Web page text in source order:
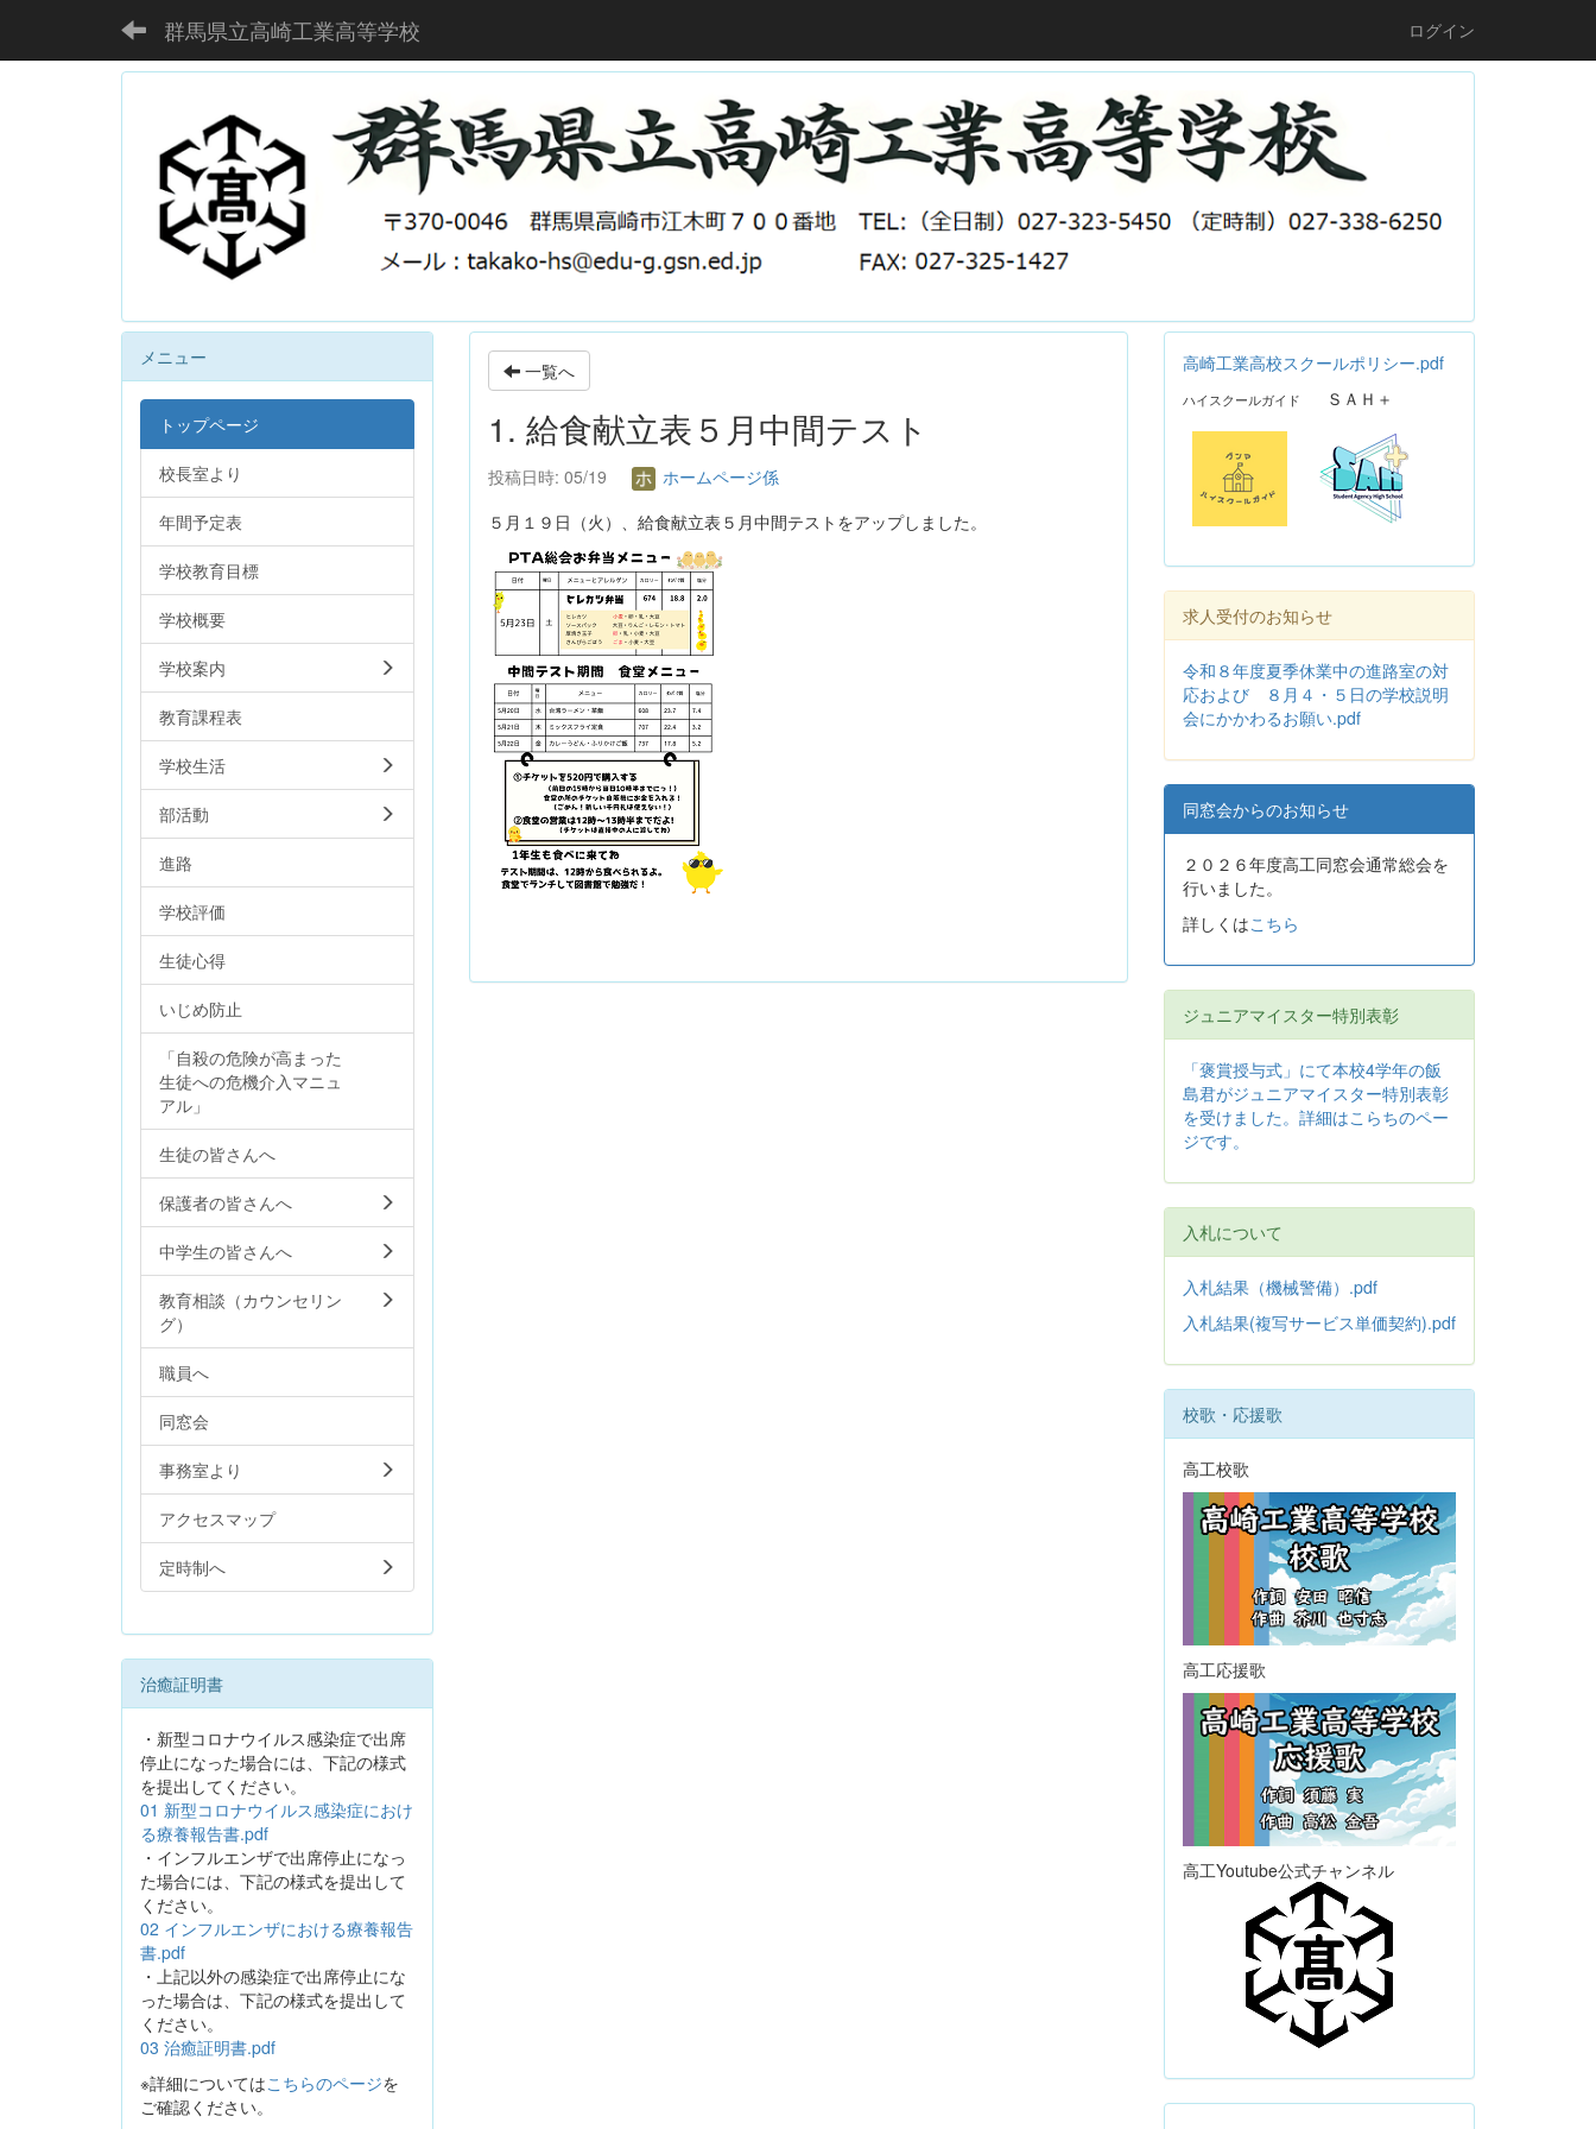
群馬県立高崎工業高等学校 ログイン
一覧へ
1. 給食献立表５月中間テスト
投稿日時: 05/19
ホームページ係
５月１９日（火）、給食献立表５月中間テストをアップしました。
メニュー
トップページ
校長室より
年間予定表
学校教育目標
学校概要
学校案内
教育課程表
学校生活
部活動
進路
学校評価
生徒心得
いじめ防止
「自殺の危険が高まった
生徒への危機介入マニュ
アル」
生徒の皆さんへ
保護者の皆さんへ
中学生の皆さんへ
教育相談（カウンセリン
グ）
職員へ
同窓会
事務室より
アクセスマップ
定時制へ
治癒証明書
・新型コロナウイルス感染症で出席
停止になった場合には、下記の様式
を提出してください。
01 新型コロナウイルス感染症におけ
る療養報告書.pdf
・インフルエンザで出席停止になっ
た場合には、下記の様式を提出して
ください。
02 インフルエンザにおける療養報告
書.pdf
・上記以外の感染症で出席停止にな
った場合は、下記の様式を提出して
ください。
03 治癒証明書.pdf
※詳細についてはこちらのページを
ご確認ください。
高崎工業高校スクールポリシー.pdf
ハイスクールガイド ＳＡＨ＋
求人受付のお知らせ
令和８年度夏季休業中の進路室の対
応および ８月４・５日の学校説明
会にかかわるお願い.pdf
同窓会からのお知らせ
２０２６年度高工同窓会通常総会を
行いました。
詳しくはこちら
ジュニアマイスター特別表彰
「褒賞授与式」にて本校4学年の飯
島君がジュニアマイスター特別表彰
を受けました。詳細はこらちのペー
ジです。
入札について
入札結果（機械警備）.pdf
入札結果(複写サービス単価契約).pdf
校歌・応援歌
高工校歌
高工応援歌
高工Youtube公式チャンネル